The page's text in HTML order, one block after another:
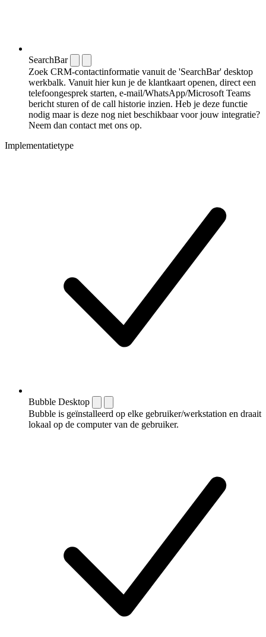
SearchBar
Zoek CRM-contactinformatie vanuit de 'SearchBar' desktop
werkbalk. Vanuit hier kun je de klantkaart openen, direct een
telefoongesprek starten, e-mail/WhatsApp/Microsoft Teams
bericht sturen of de call historie inzien. Heb je deze functie
nodig maar is deze nog niet beschikbaar voor jouw integratie?
Neem dan contact met ons op.
Implementatietype
Bubble Desktop
Bubble is geïnstalleerd op elke gebruiker/werkstation en draait
lokaal op de computer van de gebruiker.